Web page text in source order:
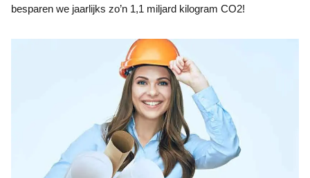
besparen we jaarlijks zo’n 1,1 miljard kilogram CO2!